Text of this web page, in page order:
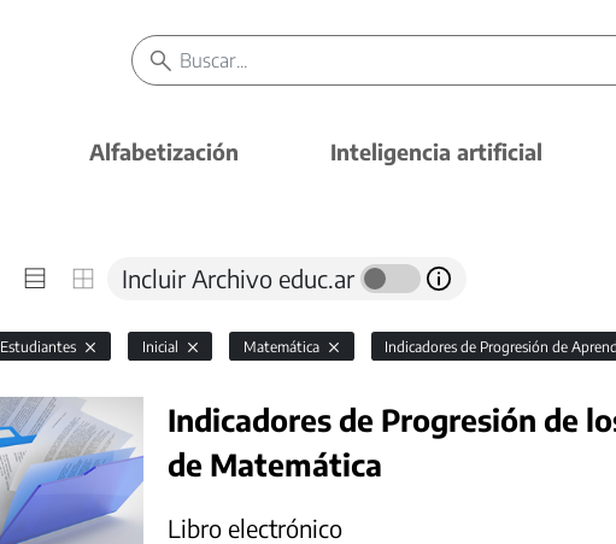
Alfabetización Inteligencia artificial
Incluir Archivo educ.ar
Estudiantes Inicial Matemática Indicadores de Progresión de
Indicadores de Progresión de
de Matemática
Libro electrónico